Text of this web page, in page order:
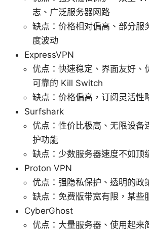
志、广泛服务器网路
缺点：价格相对偏高、部分服
度波动
ExpressVPN
优点：快速稳定、界面友好、
可靠的 Kill Switch
缺点：价格偏高，订阅灵活性
Surfshark
优点：性价比极高、无限设备
护功能
缺点：少数服务器速度不如顶
Proton VPN
优点：强隐私保护、透明的政
缺点：免费版带宽有限，某些
CyberGhost
优点：大量服务器、使用起来